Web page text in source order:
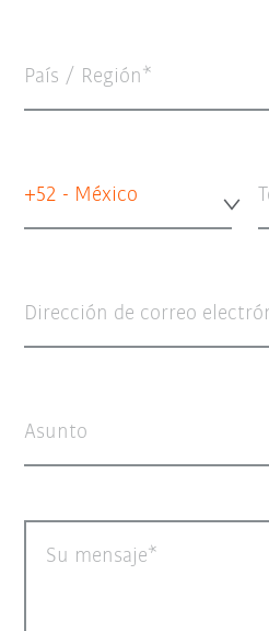
País / Región*
+52 - México
Dirección de correo
Asunto
Su mensaje